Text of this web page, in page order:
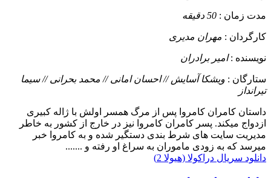
مدت زمان : 50 دقیقه
کارگردان : مهران مدیری
نویسنده :امیر برادران
ستارگان : ویشکا آسایش // احسان امانی // محمد بحرانی // سیما
تیرانداز
داستان کامران کامروا پس از مرگ همسر اولش با ژاله کبیری
ازدواج میکند. پسر کامران کامروا نیز در خارج از کشور به خاطر
مدیریت سایت های شرط بندی دستگیر شده و به کامروا خبر
میرسد که به زودی ماموران به سراغ او رفته و .......
دانلود سریال دراکولا (هیولا 2)